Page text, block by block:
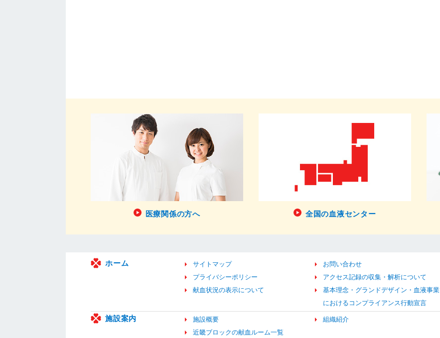
医療関係の方へ 全国の血液センター
ホーム サイトマップ お問い合わせ
プライバシーポリシー
アクセス記録の収集・解析について
献血状況の表示について
基本理念・グランドデザイン・血液事業
におけるコンプライアンス行動宣言
施設案内 施設概要 組織紹介
近畿ブロックの献血ルーム一覧